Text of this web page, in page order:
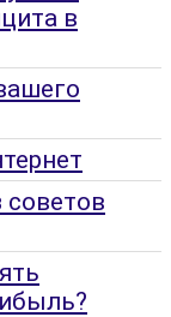
в
советов